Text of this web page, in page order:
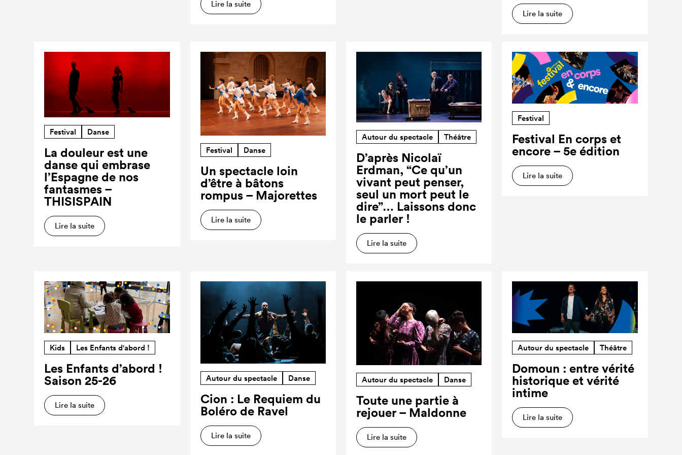
Lire la suite
Lire la suite
Festival Danse
La douleur est une
danse qui embrase
l’Espagne de nos
fantasmes –
THISISPAIN
Lire la suite
Festival Danse
Un spectacle loin
d’être à bâtons
rompus – Majorettes
Lire la suite
Autour du spectacle Théâtre
D’après Nicolaï
Erdman, “Ce qu’un
vivant peut penser,
seul un mort peut le
dire”… Laissons donc
le parler !
Lire la suite
Festival
Festival En corps et
encore – 5e édition
Lire la suite
Kids Les Enfants d'abord !
Les Enfants d’abord !
Saison 25-26
Lire la suite
Autour du spectacle Danse
Cion : Le Requiem du
Boléro de Ravel
Lire la suite
Autour du spectacle Danse
Toute une partie à
rejouer – Maldonne
Lire la suite
Autour du spectacle Théâtre
Domoun : entre vérité
historique et vérité
intime
Lire la suite